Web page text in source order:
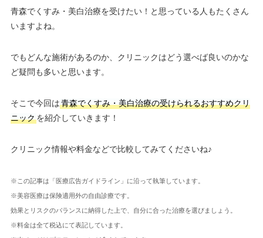
青森でくすみ・美白治療を受けたい！と思っている人もたくさん
いますよね。
でもどんな施術があるのか、クリニックはどう選べば良いのかな
ど疑問も多いと思います。
そこで今回は青森でくすみ・美白治療の受けられるおすすめクリ
ニックを紹介していきます！
クリニック情報や料金などで比較してみてくださいね♪
※この記事は「医療広告ガイドライン」に沿って執筆しています。
※美容医療は保険適用外の自由診療です。
効果とリスクのバランスに納得した上で、自分に合った治療を選びましょう。
※料金は全て税込にて表記しています。